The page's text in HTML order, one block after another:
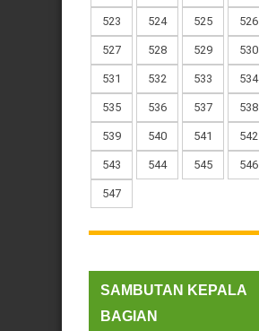
523 524 525 526
527 528 529 530
531 532 533 534
535 536 537 538
539 540 541 542
543 544 545 546
547
SAMBUTAN KEPALA
BAGIAN